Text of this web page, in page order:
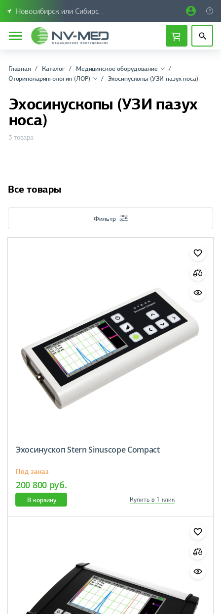
Новосибирск или Сибирский федеральный округ
Главная Каталог
Медицинское оборудование
Оториноларингология (ЛОР)
Эхосинускопы (УЗИ пазух носа)
Эхосинускопы (УЗИ пазух
носа)
3 товара
Все товары
Фильтр
Эхосинускоп Stern Sinuscope Compact
Под заказ
200 800 руб.
В корзину Купить в 1 клик